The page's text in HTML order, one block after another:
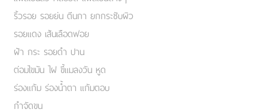
ริ้วรอย รอยย่น ตีนกา ยกกระชับผิว
รอยแดง เส้นเลือดฟอย
ฝ้า กระ รอยดำ ปาน
ต่อมไขมัน ไฝ ขี้แมลงวัน หูด
ร่องแก้ม ร่องน้ำตา แก้มตอบ
กำจัดขน